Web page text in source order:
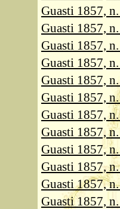
Guasti 1857,
Guasti 1857,
Guasti 1857,
Guasti 1857,
Guasti 1857,
Guasti 1857,
Guasti 1857,
Guasti 1857,
Guasti 1857,
Guasti 1857,
Guasti 1857,
Guasti 1857,